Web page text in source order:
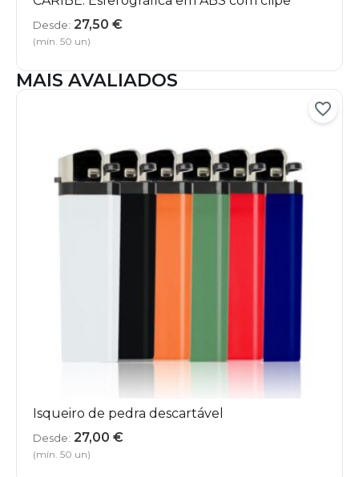
Desde: 27,50 €
(mín. 50 un)
MAIS AVALIADOS
Isqueiro de pedra descartável
Desde: 27,00 €
(mín. 50 un)